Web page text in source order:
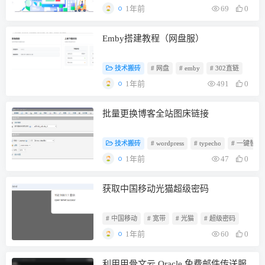
1年前 69 0
Emby搭建教程（网盘服）
技术搬砖 # 网盘 # emby # 302直链
1年前 491 0
批量更换博客全站图床链接
技术搬砖 # wordpress # typecho # 一键替换
1年前 47 0
获取中国移动光猫超级密码
# 中国移动 # 宽带 # 光猫 # 超级密码
1年前 60 0